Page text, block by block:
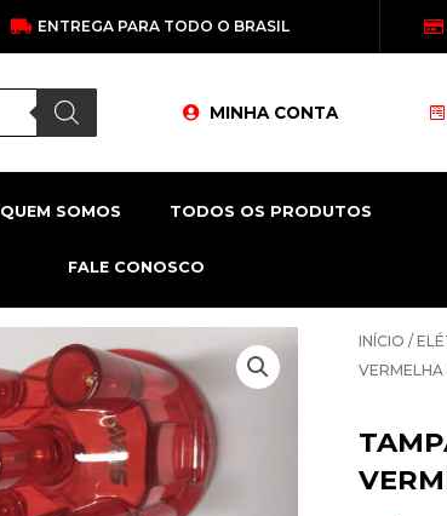
ENTREGA PARA TODO O BRASIL
MINHA CONTA
QUEM SOMOS TODOS OS PRODUTOS
FALE CONOSCO
INÍCIO /